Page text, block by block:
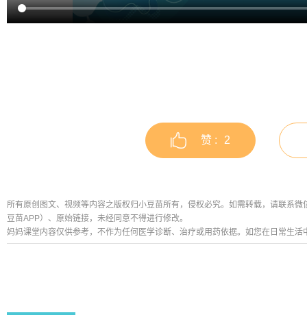
赞 : 2
所有原创图文、视频等内容之版权归小豆苗所有，侵权必究。如需转载，请联系
豆苗APP）、原始链接，未经同意不得进行修改。
妈妈课堂内容仅供参考，不作为任何医学诊断、治疗或用药依据。如您在日常生